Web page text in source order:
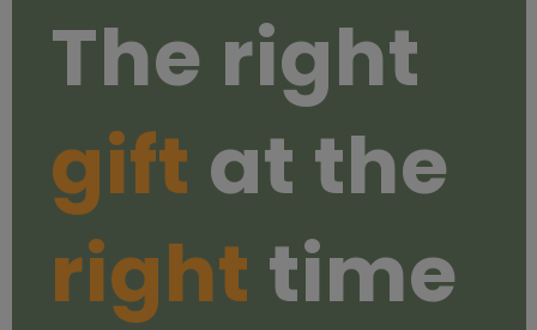
The right
gift at the
right time